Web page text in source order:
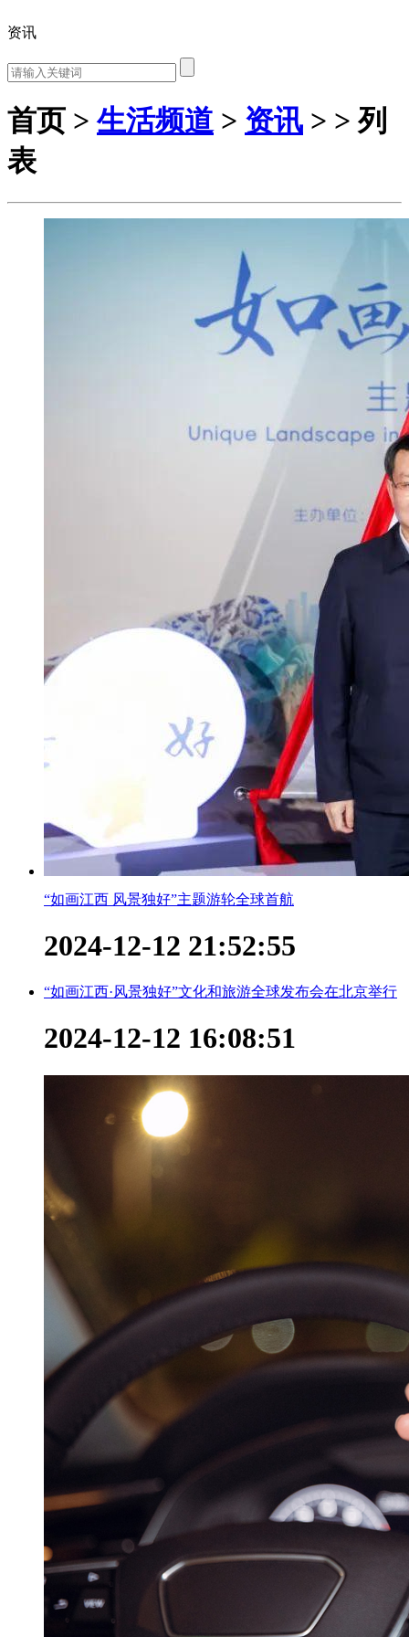
资讯
首页 >生活频道> 资讯 > > 列
表
“如画江西 风景独好”主题游轮全球首航
2024-12-12 21:52:55
“如画江西·风景独好”文化和旅游全球发布会在北京举行
2024-12-12 16:08:51